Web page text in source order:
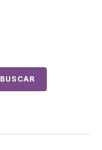
BUSCAR